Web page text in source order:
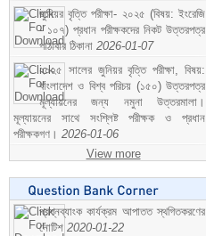
জুনিয়র বৃত্তি পরীক্ষা- ২০২৫ (বিষয়: ইংরেজি
- ১০৭) প্রধান পরীক্ষকদের নিকট উত্তরপত্র
পাঠাবার ঠিকানা 2026-01-07
২০২৫ সালের জুনিয়র বৃত্তি পরীক্ষা, বিষয়:
বাংলাদেশ ও বিশ্ব পরিচয় (১৫০) উত্তরপত্র
মূল্যায়নের জন্য নমুনা উত্তরমালা।
মূল্যায়নের সাথে সংশ্লিষ্ট পরীক্ষক ও প্রধান
পরীক্ষকগণ। 2026-01-06
View more
প্রশ্নব্যাংক কার্যক্রম আপাতত স্থগিতকরণের
নোটিশ 2020-01-22